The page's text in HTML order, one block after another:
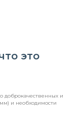
это
доброкачественных и
и необходимости